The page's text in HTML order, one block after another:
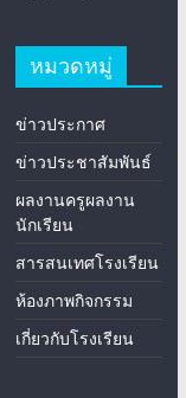
หมวดหมู่
ข่าวประกาศ
ข่าวประชาสัมพันธ์
ผลงานครูผลงาน
นักเรียน
สารสนเทศโรงเรียน
ห้องภาพกิจกรรม
เกี่ยวกับโรงเรียน